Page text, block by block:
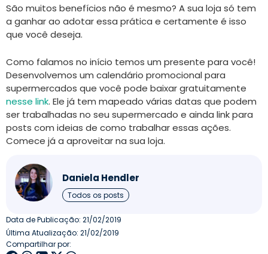
São muitos benefícios não é mesmo? A sua loja só tem
a ganhar ao adotar essa prática e certamente é isso
que você deseja.
Como falamos no início temos um presente para você!
Desenvolvemos um calendário promocional para
supermercados que você pode baixar gratuitamente
nesse link. Ele já tem mapeado várias datas que podem
ser trabalhadas no seu supermercado e ainda link para
posts com ideias de como trabalhar essas ações.
Comece já a aproveitar na sua loja.
Daniela Hendler
Todos os posts
Data de Publicação: 21/02/2019
Última Atualização: 21/02/2019
Compartilhar por: